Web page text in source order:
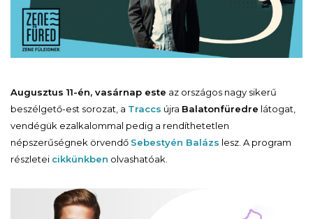
Augusztus 11-én, vasárnap este az országos nagy sikerű
beszélgető-est sorozat, a Traccs újra Balatonfüredre látogat,
vendégük ezalkalommal pedig a rendíthetetlen
népszerűségnek örvendő Sebestyén Balázs lesz. A program
részletei cikkünkben olvashatóak.